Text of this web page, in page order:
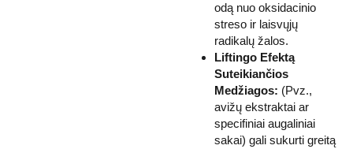
odą nuo oksidacinio
streso ir laisvųjų
radikalų žalos.
Liftingo Efektą
Suteikiančios
Medžiagos: (Pvz.,
avižų ekstraktai ar
specifiniai augaliniai
sakai) gali sukurti greitą